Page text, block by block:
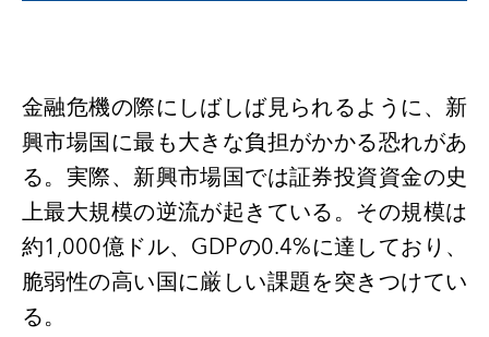
金融危機の際にしばしば見られるように、新
興市場国に最も大きな負担がかかる恐れがあ
る。実際、新興市場国では証券投資資金の史
上最大規模の逆流が起きている。その規模は
約1,000億ドル、 GDPの0.4%に達しており、
脆弱性の高い国に厳しい課題を突きつけてい
る。